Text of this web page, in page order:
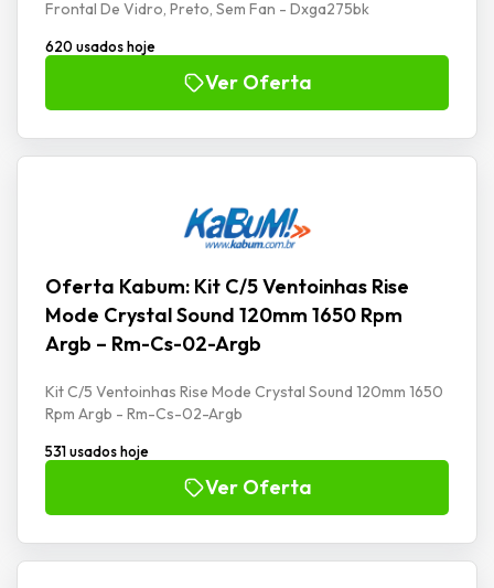
Frontal De Vidro, Preto, Sem Fan - Dxga275bk
620 usados hoje
Ver Oferta
Oferta Kabum: Kit C/5 Ventoinhas Rise
Mode Crystal Sound 120mm 1650 Rpm
Argb – Rm-Cs-02-Argb
Kit C/5 Ventoinhas Rise Mode Crystal Sound 120mm 1650
Rpm Argb - Rm-Cs-02-Argb
531 usados hoje
Ver Oferta